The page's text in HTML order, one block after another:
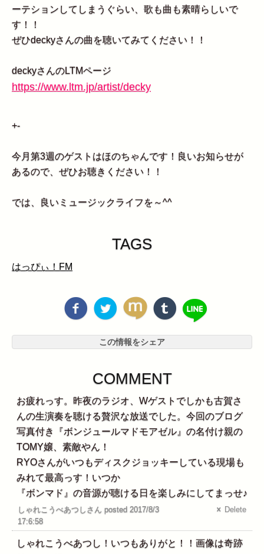
ーテションしてしまうぐらい、歌も曲も素晴らしいで
す！！
ぜひdeckyさんの曲を聴いてみてください！！
deckyさんのLTMページ
https://www.ltm.jp/artist/decky
+-
今月第3週のゲストはほのちゃんです！良いお知らせが
あるので、ぜひお聴きください！！
では、良いミュージックライフを～^^
TAGS
はっぴぃ！FM
この情報をシェア
COMMENT
お疲れっす。昨夜のラジオ、Wゲストでしかも古賀さ
んの生演奏を聴ける贅沢な放送でした。今回のブログ
写真付き『ボンジュールマドモアゼル』の名付け親の
TOMY嬢、素敵やん！
RYOさんがいつもディスクジョッキーしている現場も
みれて最高っす！いつか
『ボンマド』の音源が聴ける日を楽しみにしてまっせ♪
しゃれこうべあつしさん posted 2017/8/3
17:6:58
Delete
しゃれこうべあつし！いつもありがと！！画像は奇跡